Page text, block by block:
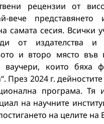
рецензии от
вече
самата сесия. Всички
от издателства и
и второ място във
които бяха
През 2024 г.
програма.
на научните
на целите